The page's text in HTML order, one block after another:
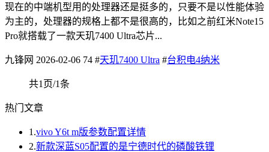
现在的中端机型用的处理器还是挺多的，只要不是以性能体验
为主的，处理器的规格上都不是很高的，比如之前红米Note15
Pro就搭载了一款天玑7400 Ultra芯片...
九锋网 2026-02-06 74 #天玑7400 Ultra #台积电4纳米
共1页/1条
热门文章
1.vivo Y6t m版参数配置详情
2.新款深蓝S05配置的是宁德时代的磷酸铁锂